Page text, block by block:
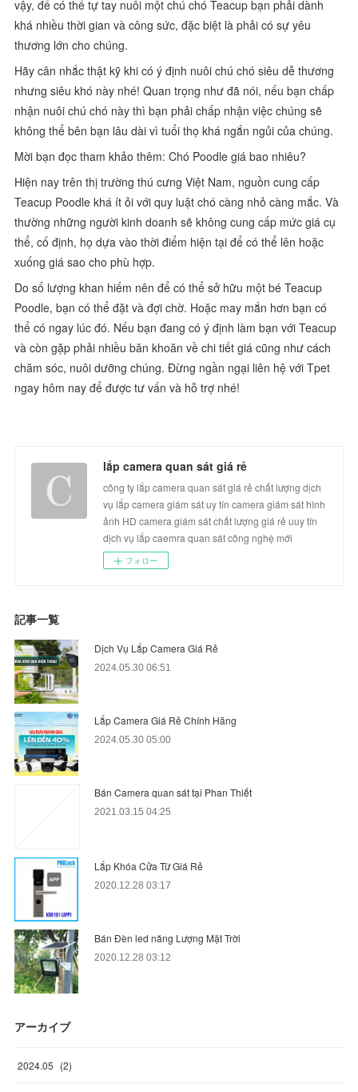
vậy, để có thể tự tay nuôi một chú chó Teacup bạn phải dành
khá nhiều thời gian và công sức, đặc biệt là phải có sự yêu
thương lớn cho chúng.
Hãy cân nhắc thật kỹ khi có ý định nuôi chú chó siêu dễ thương
nhưng siêu khó này nhé! Quan trọng như đã nói, nếu bạn chấp
nhận nuôi chú chó này thì bạn phải chấp nhận việc chúng sẽ
không thể bên bạn lâu dài vì tuổi thọ khá ngắn ngủi của chúng.
Mời bạn đọc tham khảo thêm: Chó Poodle giá bao nhiêu?
Hiện nay trên thị trường thú cưng Việt Nam, nguồn cung cấp
Teacup Poodle khá ít ỏi với quy luật chó càng nhỏ càng mắc. Và
thường những người kinh doanh sẽ không cung cấp mức giá cụ
thể, cố định, họ dựa vào thời điểm hiện tại để có thể lên hoặc
xuống giá sao cho phù hợp.
Do số lượng khan hiếm nên để có thể sở hữu một bé Teacup
Poodle, bạn có thể đặt và đợi chờ. Hoặc may mắn hơn bạn có
thể có ngay lúc đó. Nếu bạn đang có ý định làm bạn với Teacup
và còn gặp phải nhiều băn khoăn về chi tiết giá cũng như cách
chăm sóc, nuôi dưỡng chúng. Đừng ngần ngại liên hệ với Tpet
ngay hôm nay để được tư vấn và hỗ trợ nhé!
lắp camera quan sát giá rẻ
công ty lắp camera quan sát giá rẻ chất lượng dịch
vụ lắp camera giám sát uy tín camera giám sát hình
ảnh HD camera giám sát chất lượng giá rẻ uuy tín
dịch vụ lắp caemra quan sát công nghệ mới
フォロー
記事一覧
Dịch Vụ Lắp Camera Giá Rẻ
2024.05.30 06:51
Lắp Camera Giá Rẻ Chính Hãng
2024.05.30 05:00
Bán Camera quan sát tại Phan Thiết
2021.03.15 04:25
Lắp Khóa Cửa Từ Giá Rẻ
2020.12.28 03:17
Bán Đèn led năng Lượng Mặt Trời
2020.12.28 03:12
アーカイブ
2024.05 (2)